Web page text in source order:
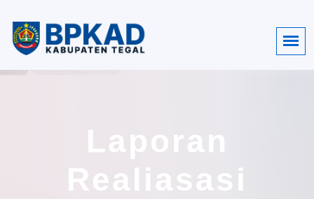
Laporan
Realiasasi